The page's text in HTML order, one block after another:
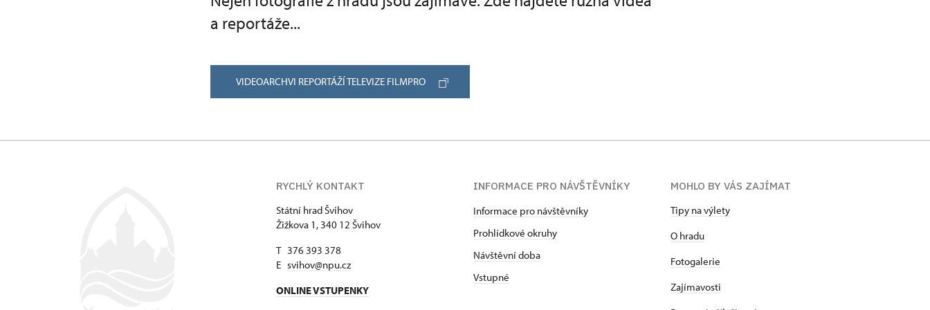
a reportáže...
VIDEOARCHVI REPORTÁŽÍ TELEVIZE FILMPRO
RYCHLÝ KONTAKT
Státní hrad Švihov
Žižkova 1, 340 12 Švihov
T 376 393 378
E svihov@npu.cz
ONLINE VSTUPENKY
INFORMACE PRO NÁVŠTĚVNÍKY
Informace pro návštěvníky
Prohlídkové okruhy
Návštěvní doba
Vstupné
MOHLO BY VÁS ZAJÍMAT
Tipy na výlety
O hradu
Fotogalerie
Zajímavosti